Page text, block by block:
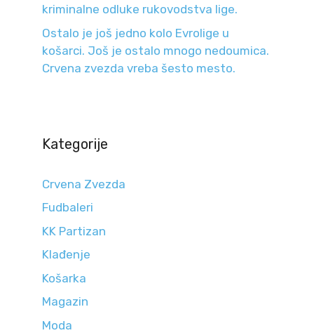
kriminalne odluke rukovodstva lige.
Ostalo je još jedno kolo Evrolige u
košarci. Još je ostalo mnogo nedoumica.
Crvena zvezda vreba šesto mesto.
Kategorije
Crvena Zvezda
Fudbaleri
KK Partizan
Klađenje
Košarka
Magazin
Moda